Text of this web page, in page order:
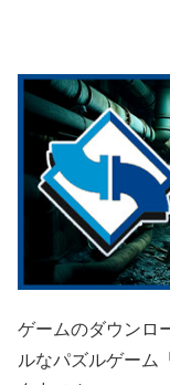
ゲームのダウンロ
ルなパズルゲーム「